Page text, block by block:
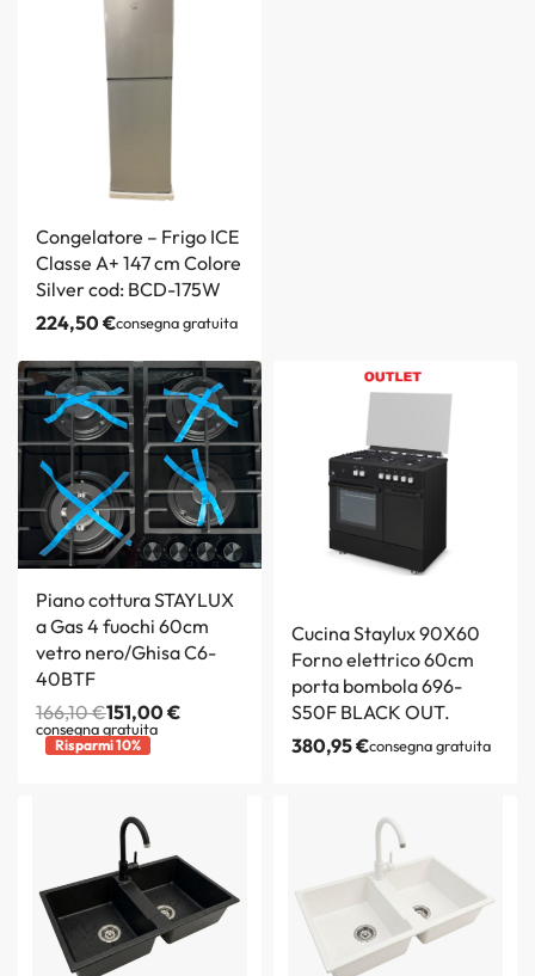
Congelatore – Frigo ICE
Classe A+ 147 cm Colore
Silver cod: BCD-175W
224,50€consegna gratuita
Piano cottura STAYLUX
a Gas 4 fuochi 60cm
vetro nero/Ghisa C6-
40BTF
166,10€151,00€
consegna gratuita
Risparmi 10%
Cucina Staylux 90X60
Forno elettrico 60cm
porta bombola 696-
S50F BLACK OUT.
380,95€consegna gratuita